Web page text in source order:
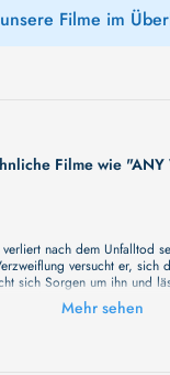
unsere Filme im
Filme wie "ANY
nach dem Unfalltod
versucht er, sich
sich Sorgen um ihn und
wieder sein eigener Herr
Dieser Plan stößt bei
Mehr sehen